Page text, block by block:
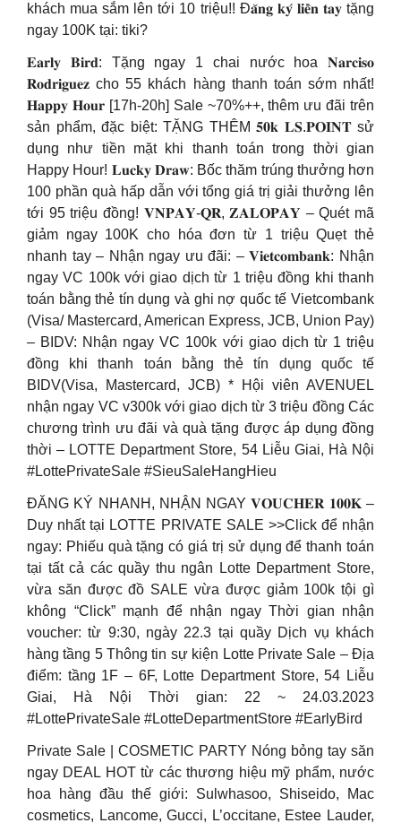
khách mua sắm lên tới 10 triệu!! Đ𝐚̆𝐧𝐠 𝐤𝐲́ 𝐥𝐢𝐞̂̀𝐧 𝐭𝐚𝐲 tặng
ngay 100K tại: tiki?
𝐄𝐚𝐫𝐥𝐲 𝐁𝐢𝐫𝐝: Tặng ngay 1 chai nước hoa 𝐍𝐚𝐫𝐜𝐢𝐬𝐨
𝐑𝐨𝐝𝐫𝐢𝐠𝐮𝐞𝐳 cho 55 khách hàng thanh toán sớm nhất!
𝐇𝐚𝐩𝐩𝐲 𝐇𝐨𝐮𝐫 [17h-20h] Sale ~70%++, thêm ưu đãi trên
sản phẩm, đặc biệt: TẶNG THÊM 𝟓𝟎𝐤 𝐋𝐒.𝐏𝐎𝐈𝐍𝐓 sử
dụng như tiền mặt khi thanh toán trong thời gian
Happy Hour! 𝐋𝐮𝐜𝐤𝐲 𝐃𝐫𝐚𝐰: Bốc thăm trúng thưởng hơn
100 phần quà hấp dẫn với tổng giá trị giải thưởng lên
tới 95 triệu đồng! 𝐕𝐍𝐏𝐀𝐘-𝐐𝐑, 𝐙𝐀𝐋𝐎𝐏𝐀𝐘 – Quét mã
giảm ngay 100K cho hóa đơn từ 1 triệu Quẹt thẻ
nhanh tay – Nhận ngay ưu đãi: – 𝐕𝐢𝐞𝐭𝐜𝐨𝐦𝐛𝐚𝐧𝐤: Nhận
ngay VC 100k với giao dịch từ 1 triệu đồng khi thanh
toán bằng thẻ tín dụng và ghi nợ quốc tế Vietcombank
(Visa/ Mastercard, American Express, JCB, Union Pay)
– BIDV: Nhận ngay VC 100k với giao dịch từ 1 triệu
đồng khi thanh toán bằng thẻ tín dụng quốc tế
BIDV(Visa, Mastercard, JCB) * Hội viên AVENUEL
nhận ngay VC v300k với giao dịch từ 3 triệu đồng Các
chương trình ưu đãi và quà tặng được áp dụng đồng
thời – LOTTE Department Store, 54 Liễu Giai, Hà Nội
#LottePrivateSale #SieuSaleHangHieu
ĐĂNG KÝ NHANH, NHẬN NGAY 𝐕𝐎𝐔𝐂𝐇𝐄𝐑 𝟏𝟎𝟎𝐊 –
Duy nhất tại LOTTE PRIVATE SALE >>Click để nhận
ngay: Phiếu quà tặng có giá trị sử dụng để thanh toán
tại tất cả các quầy thu ngân Lotte Department Store,
vừa săn được đồ SALE vừa được giảm 100k tội gì
không “Click” mạnh để nhận ngay Thời gian nhận
voucher: từ 9:30, ngày 22.3 tại quầy Dịch vụ khách
hàng tầng 5 Thông tin sự kiện Lotte Private Sale – Địa
điểm: tầng 1F – 6F, Lotte Department Store, 54 Liễu
Giai, Hà Nội Thời gian: 22 ~ 24.03.2023
#LottePrivateSale #LotteDepartmentStore #EarlyBird
Private Sale | COSMETIC PARTY Nóng bỏng tay săn
ngay DEAL HOT từ các thương hiệu mỹ phẩm, nước
hoa hàng đầu thế giới: Sulwhasoo, Shiseido, Mac
cosmetics, Lancome, Gucci, L’occitane, Estee Lauder,